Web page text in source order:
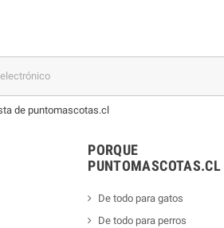
de puntomascotas.cl
PORQUE
PUNTOMASCOTAS.CL
De todo para gatos
De todo para perros